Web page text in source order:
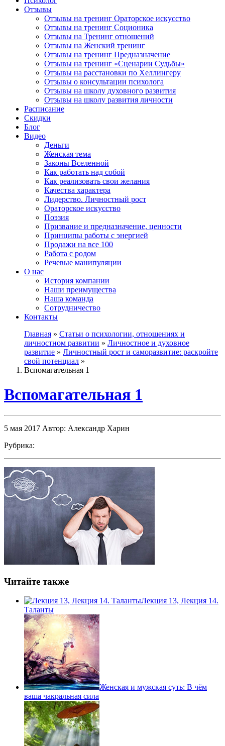
Отзывы
Отзывы на тренинг Ораторское искусство
Отзывы на тренинг Соционика
Отзывы на Тренинг отношений
Отзывы на Женский тренинг
Отзывы на тренинг Предназначение
Отзывы на тренинг «Сценарии Судьбы»
Отзывы на расстановки по Хеллингеру
Отзывы о консультации психолога
Отзывы на школу духовного развития
Отзывы на школу развития личности
Расписание
Скидки
Блог
Видео
Деньги
Женская тема
Законы Вселенной
Как работать над собой
Как реализовать свои желания
Качества характера
Лидерство. Личностный рост
Ораторское искусство
Поэзия
Призвание и предназначение, ценности
Принципы работы с энергией
Продажи на все 100
Работа с родом
Речевые манипуляции
О нас
История компании
Наши преимущества
Наша команда
Сотрудничество
Контакты
Главная » Статьи о психологии, отношениях и
личностном развитии » Личностное и духовное
развитие » Личностный рост и саморазвитие: раскройте
свой потенциал »
Вспомагательная 1
Вспомагательная 1
5 мая 2017 Автор: Александр Харин
Рубрика:
Читайте также
Лекция 13, Лекция 14.
Таланты
Женская и мужская суть: В чём
ваша чакральная сила